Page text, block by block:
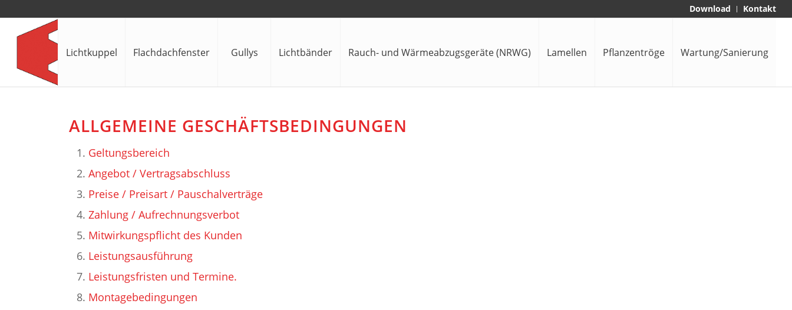
Download Kontakt
Lichtkuppel Flachdachfenster Gullys Lichtbänder Rauch- und Wärmeabzugsgeräte (NRWG) Lamellen Pflanzentröge Wartung/Sanierung
ALLGEMEINE GESCHÄFTSBEDINGUNGEN
Geltungsbereich
Angebot / Vertragsabschluss
Preise / Preisart / Pauschalverträge
Zahlung / Aufrechnungsverbot
Mitwirkungspflicht des Kunden
Leistungsausführung
Leistungsfristen und Termine.
Montagebedingungen